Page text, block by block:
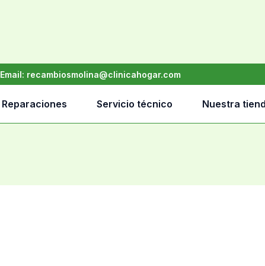
Email: recambiosmolina@clinicahogar.com
Reparaciones Servicio técnico Nuestra